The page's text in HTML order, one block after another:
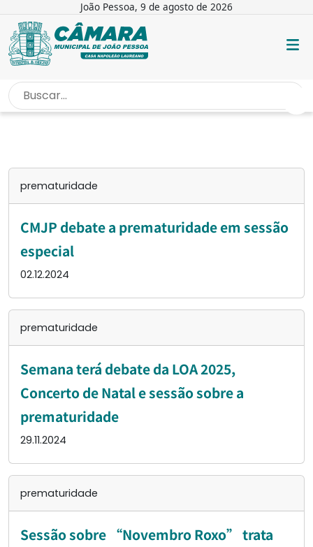
João Pessoa, 9 de agosto de 2026
INÍCIO / PREMATURIDADE
prematuridade
CMJP debate a prematuridade em sessão
especial
02.12.2024
prematuridade
Semana terá debate da LOA 2025,
Concerto de Natal e sessão sobre a
prematuridade
29.11.2024
prematuridade
Sessão sobre “Novembro Roxo” trata